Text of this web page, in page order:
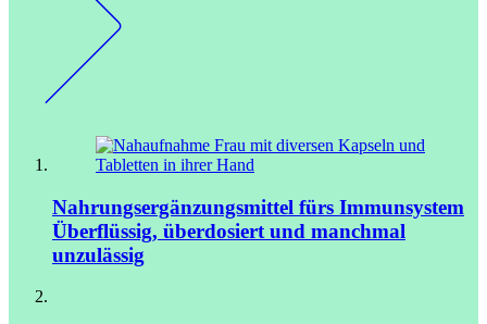
Nahrungsergänzungsmittel fürs Immunsystem
Überflüssig, überdosiert und manchmal
unzulässig